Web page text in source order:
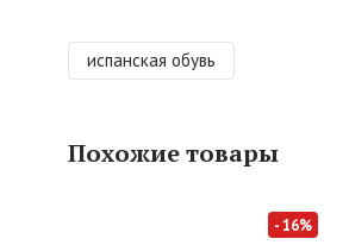
испанская обувь
Похожие товары
- 16%